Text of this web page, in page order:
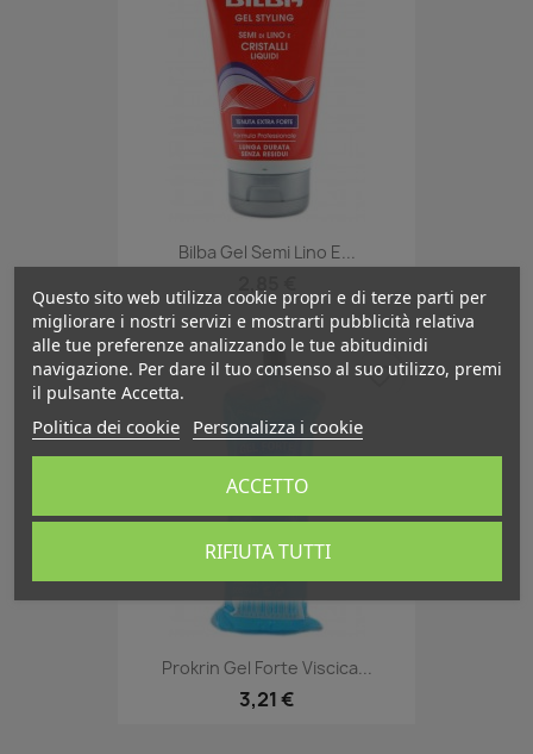
Bilba Gel Semi Lino E...
2,85 €
Prokrin Gel Forte Viscica...
3,21 €
favorite_border
Questo sito web utilizza cookie propri e di terze parti per
migliorare i nostri servizi e mostrarti pubblicità relativa
alle tue preferenze analizzando le tue abitudinidi
navigazione. Per dare il tuo consenso al suo utilizzo, premi
il pulsante Accetta.
Politica dei cookie Personalizza i cookie
RIFIUTA TUTTI
ACCETTO